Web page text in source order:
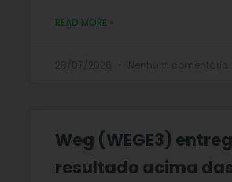
READ MORE »
Weg (WEGE3)
resultado acima